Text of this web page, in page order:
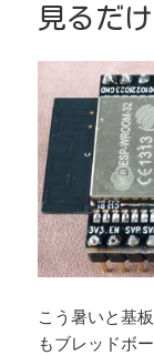
見るだ
こう暑いと基
もブレッドボ